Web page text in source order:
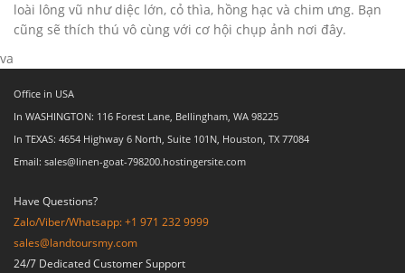
loài lông vũ như diệc lớn, cỏ thìa, hồng hạc và chim ưng. Bạn
cũng sẽ thích thú vô cùng với cơ hội chụp ảnh nơi đây.
va
Office in USA
In WASHINGTON: 116 Forest Lane, Bellingham, WA 98225
In TEXAS: 4654 Highway 6 North, Suite 101N, Houston, TX 77084
Email: sales@linen-goat-798200.hostingersite.com
Have Questions?
Zalo/Viber/Whatsapp: +1 971 232 9999
sales@landtoursmy.com
24/7 Dedicated Customer Support